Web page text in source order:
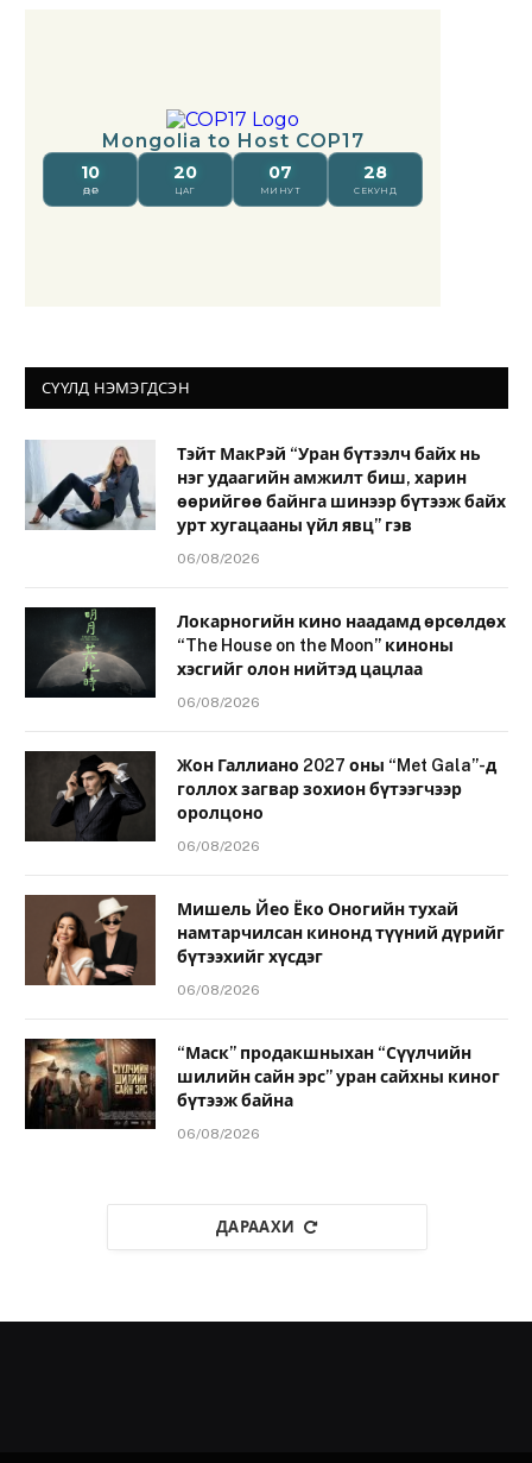
СҮҮЛД НЭМЭГДСЭН
Тэйт МакРэй “Уран бүтээлч байх нь
нэг удаагийн амжилт биш, харин
өөрийгөө байнга шинээр бүтээж байх
урт хугацааны үйл явц” гэв
06/08/2026
Локарногийн кино наадамд өрсөлдөх
“The House on the Moon” киноны
хэсгийг олон нийтэд цацлаа
06/08/2026
Жон Галлиано 2027 оны “Met Gala”-д
голлох загвар зохион бүтээгчээр
оролцоно
06/08/2026
Мишель Йео Ёко Оногийн тухай
намтарчилсан кинонд түүний дүрийг
бүтээхийг хүсдэг
06/08/2026
“Маск” продакшныхан “Сүүлчийн
шилийн сайн эрс” уран сайхны киног
бүтээж байна
06/08/2026
ДАРААХИ